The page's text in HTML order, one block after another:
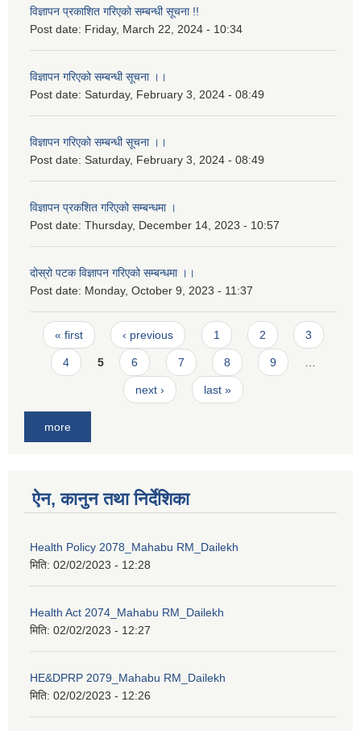
विज्ञापन प्रकाशित गरिएको सम्बन्धी सूचना !!
Post date: Friday, March 22, 2024 - 10:34
विज्ञापन गरिएको सम्बन्धी सूचना ।।
Post date: Saturday, February 3, 2024 - 08:49
विज्ञापन गरिएको सम्बन्धी सूचना ।।
Post date: Saturday, February 3, 2024 - 08:49
विज्ञापन प्रकशित गरिएको सम्बन्धमा ।
Post date: Thursday, December 14, 2023 - 10:57
दोस्रो पटक विज्ञापन गरिएको सम्बन्धमा ।।
Post date: Monday, October 9, 2023 - 11:37
Pages
« first ‹ previous 1 2 3
4 5 6 7 8 9
next › last »
more
ऐन, कानुन तथा निर्देशिका
Health Policy 2078_Mahabu RM_Dailekh
मिति: 02/02/2023 - 12:28
Health Act 2074_Mahabu RM_Dailekh
मिति: 02/02/2023 - 12:27
HE&DPRP 2079_Mahabu RM_Dailekh
मिति: 02/02/2023 - 12:26